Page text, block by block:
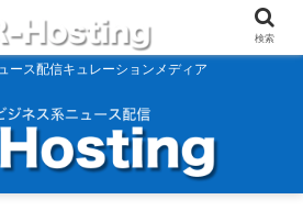
ース配信キュレーションメディア
検索